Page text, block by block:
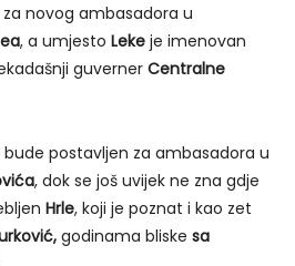
novog ambasadora u
, a umjesto Leke je imenovan
guverner Centralne
postavljen za ambasadora u
, dok se još uvijek ne zna gdje
Hrle, koji je poznat i kao zet
godinama bliske sa